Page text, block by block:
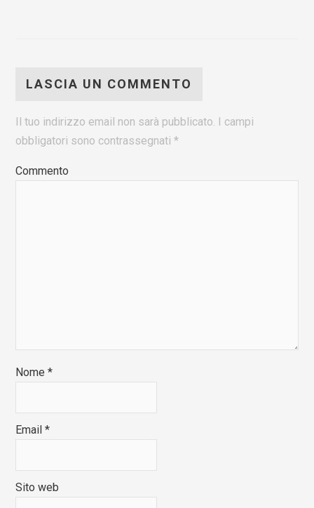
LASCIA UN COMMENTO
Il tuo indirizzo email non sarà pubblicato. I campi
obbligatori sono contrassegnati*
Commento
Nome*
Email*
Sito web